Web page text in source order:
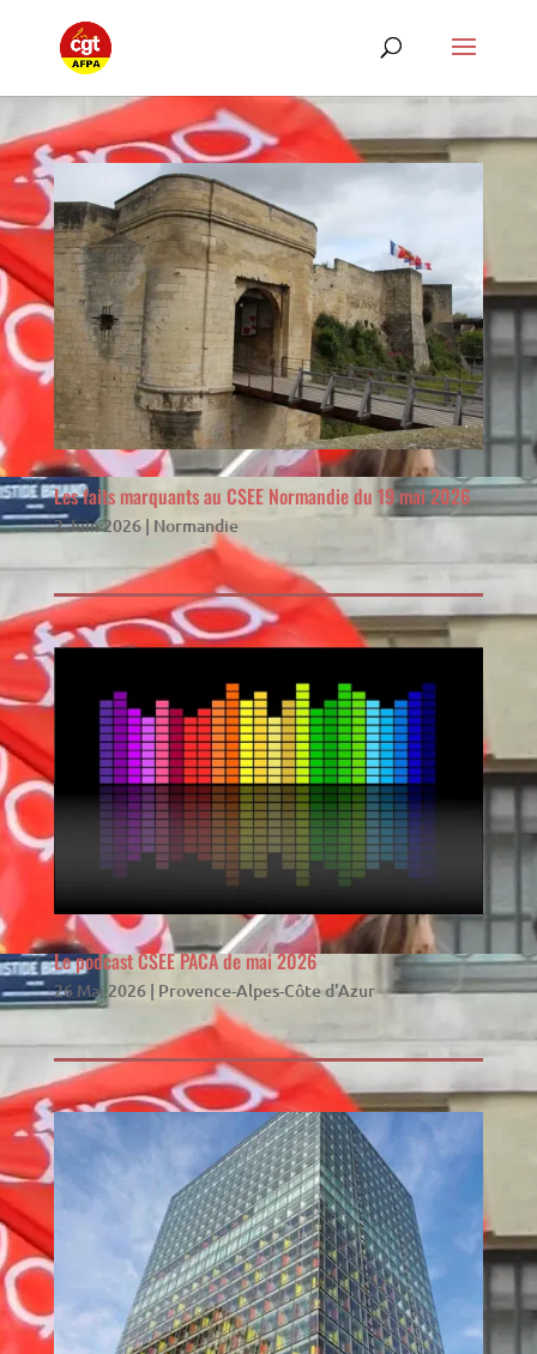
Les faits marquants au CSEE Normandie du 19 mai 2026
2 Juin 2026| Normandie
Le podcast CSEE PACA de mai 2026
26 Mai 2026| Provence-Alpes-Côte d'Azur